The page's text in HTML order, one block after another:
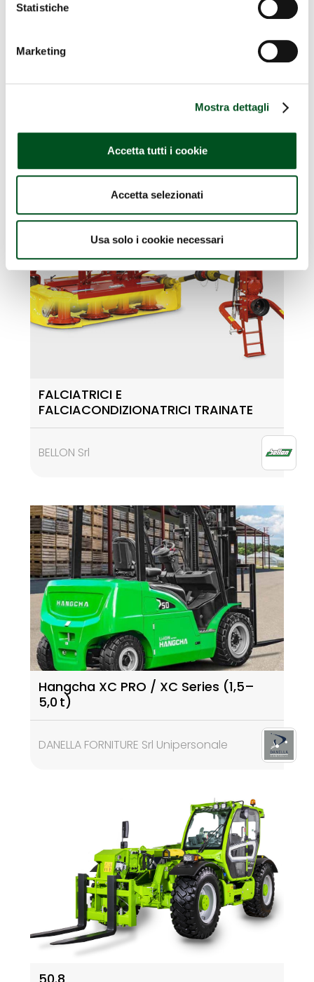
Statistiche
Marketing
Mostra dettagli
Accetta tutti i cookie
Accetta selezionati
Usa solo i cookie necessari
FALCIATRICI E
FALCIACONDIZIONATRICI TRAINATE
BELLON Srl
Hangcha XC PRO / XC Series (1,5–
5,0 t)
DANELLA FORNITURE Srl Unipersonale